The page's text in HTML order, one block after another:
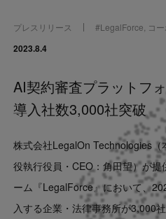
Service
News
LegalOn Now
Contact
プレスリリース #LegalForce コ
2023.8.4
AI契約審査プラットフ
導入社数3,000社突破
株式会社LegalOn Technologies
役執行役員・CEO：角田望）が
ーム『LegalForce』において、
入する企業・法律事務所が3,000